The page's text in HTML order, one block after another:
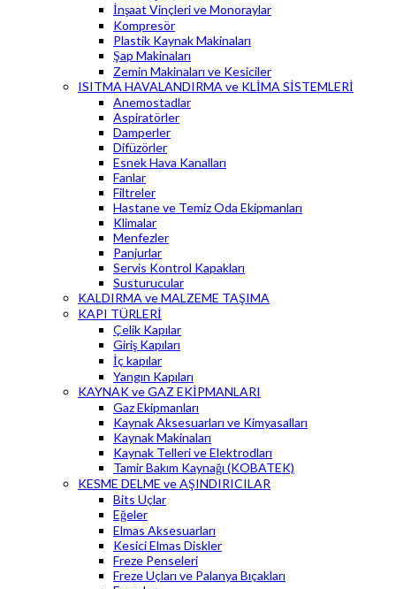
İnşaat Vinçleri ve Monoraylar
Kompresör
Plastik Kaynak Makinaları
Şap Makinaları
Zemin Makinaları ve Kesiciler
ISITMA HAVALANDIRMA ve KLİMA SİSTEMLERİ
Anemostadlar
Aspiratörler
Damperler
Difüzörler
Esnek Hava Kanalları
Fanlar
Filtreler
Hastane ve Temiz Oda Ekipmanları
Klimalar
Menfezler
Panjurlar
Servis Kontrol Kapakları
Susturucular
KALDIRMA ve MALZEME TAŞIMA
KAPI TÜRLERİ
Çelik Kapılar
Giriş Kapıları
İç kapılar
Yangın Kapıları
KAYNAK ve GAZ EKİPMANLARI
Gaz Ekipmanları
Kaynak Aksesuarları ve Kimyasalları
Kaynak Makinaları
Kaynak Telleri ve Elektrodları
Tamir Bakım Kaynağı (KOBATEK)
KESME DELME ve AŞINDIRICILAR
Bits Uçlar
Eğeler
Elmas Aksesuarları
Kesici Elmas Diskler
Freze Penseleri
Freze Uçları ve Palanya Bıçakları